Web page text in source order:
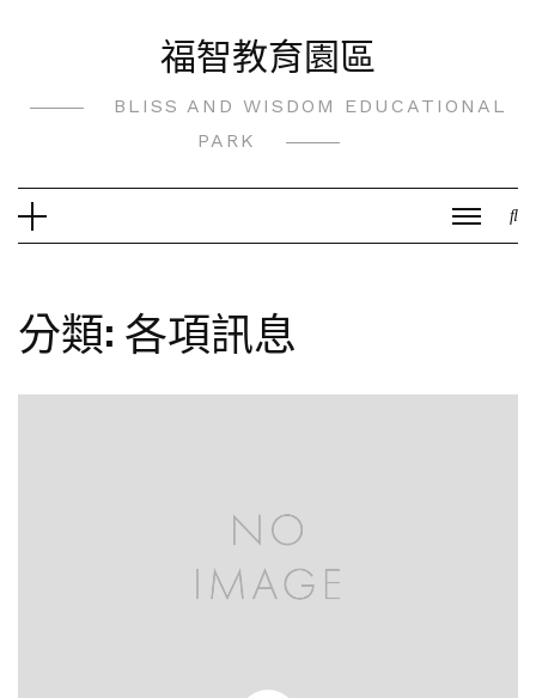
福智教育園區
BLISS AND WISDOM EDUCATIONAL
PARK
分類: 各項訊息